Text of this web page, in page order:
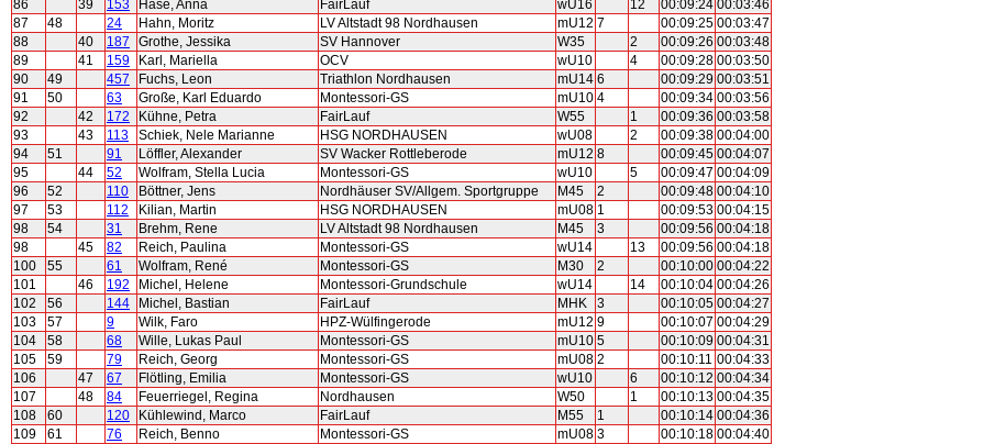
86
39 153 Hase, Anna FairLauf wU16 12 00:09:24 00:03:46
87
48 24 Hahn, Moritz LV Altstadt 98 Nordhausen mU12 7 00:09:25 00:03:47
88
40 187 Grothe, Jessika SV Hannover W35 2 00:09:26 00:03:48
89
41 159 Karl, Mariella OCV wU10 4 00:09:28 00:03:50
90
49 457 Fuchs, Leon Triathlon Nordhausen mU14 6 00:09:29 00:03:51
91
50 63 Große, Karl Eduardo Montessori-GS mU10 4 00:09:34 00:03:56
92
42 172 Kühne, Petra FairLauf W55 1 00:09:36 00:03:58
93
43 113 Schiek, Nele Marianne HSG NORDHAUSEN wU08 2 00:09:38 00:04:00
94
51 91 Löffler, Alexander SV Wacker Rottleberode mU12 8 00:09:45 00:04:07
95
44 52 Wolfram, Stella Lucia Montessori-GS wU10 5 00:09:47 00:04:09
96
52 110 Böttner, Jens Nordhäuser SV/Allgem. Sportgruppe M45 2 00:09:48 00:04:10
97
53 112 Kilian, Martin HSG NORDHAUSEN mU08 1 00:09:53 00:04:15
98
54 31 Brehm, Rene LV Altstadt 98 Nordhausen M45 3 00:09:56 00:04:18
98
45 82 Reich, Paulina Montessori-GS wU14 13 00:09:56 00:04:18
100
55 61 Wolfram, René Montessori-GS M30 2 00:10:00 00:04:22
101
46 192 Michel, Helene Montessori-Grundschule wU14 14 00:10:04 00:04:26
102
56 144 Michel, Bastian FairLauf MHK 3 00:10:05 00:04:27
103
57 9 Wilk, Faro HPZ-Wülfingerode mU12 9 00:10:07 00:04:29
104
58 68 Wille, Lukas Paul Montessori-GS mU10 5 00:10:09 00:04:31
105
59 79 Reich, Georg Montessori-GS mU08 2 00:10:11 00:04:33
106
47 67 Flötling, Emilia Montessori-GS wU10 6 00:10:12 00:04:34
107
48 84 Feuerriegel, Regina Nordhausen W50 1 00:10:13 00:04:35
108
60 120 Kühlewind, Marco FairLauf M55 1 00:10:14 00:04:36
109
61 76 Reich, Benno Montessori-GS mU08 3 00:10:18 00:04:40